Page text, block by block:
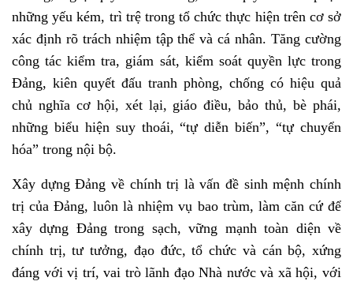
những yếu kém, trì trệ trong tổ chức thực hiện trên cơ sở
xác định rõ trách nhiệm tập thể và cá nhân. Tăng cường
công tác kiểm tra, giám sát, kiểm soát quyền lực trong
Đảng, kiên quyết đấu tranh phòng, chống có hiệu quả
chủ nghĩa cơ hội, xét lại, giáo điều, bảo thủ, bè phái,
những biểu hiện suy thoái, “tự diễn biến”, “tự chuyển
hóa” trong nội bộ.
Xây dựng Đảng về chính trị là vấn đề sinh mệnh chính
trị của Đảng, luôn là nhiệm vụ bao trùm, làm căn cứ để
xây dựng Đảng trong sạch, vững mạnh toàn diện về
chính trị, tư tưởng, đạo đức, tổ chức và cán bộ, xứng
đáng với vị trí, vai trò lãnh đạo Nhà nước và xã hội, với